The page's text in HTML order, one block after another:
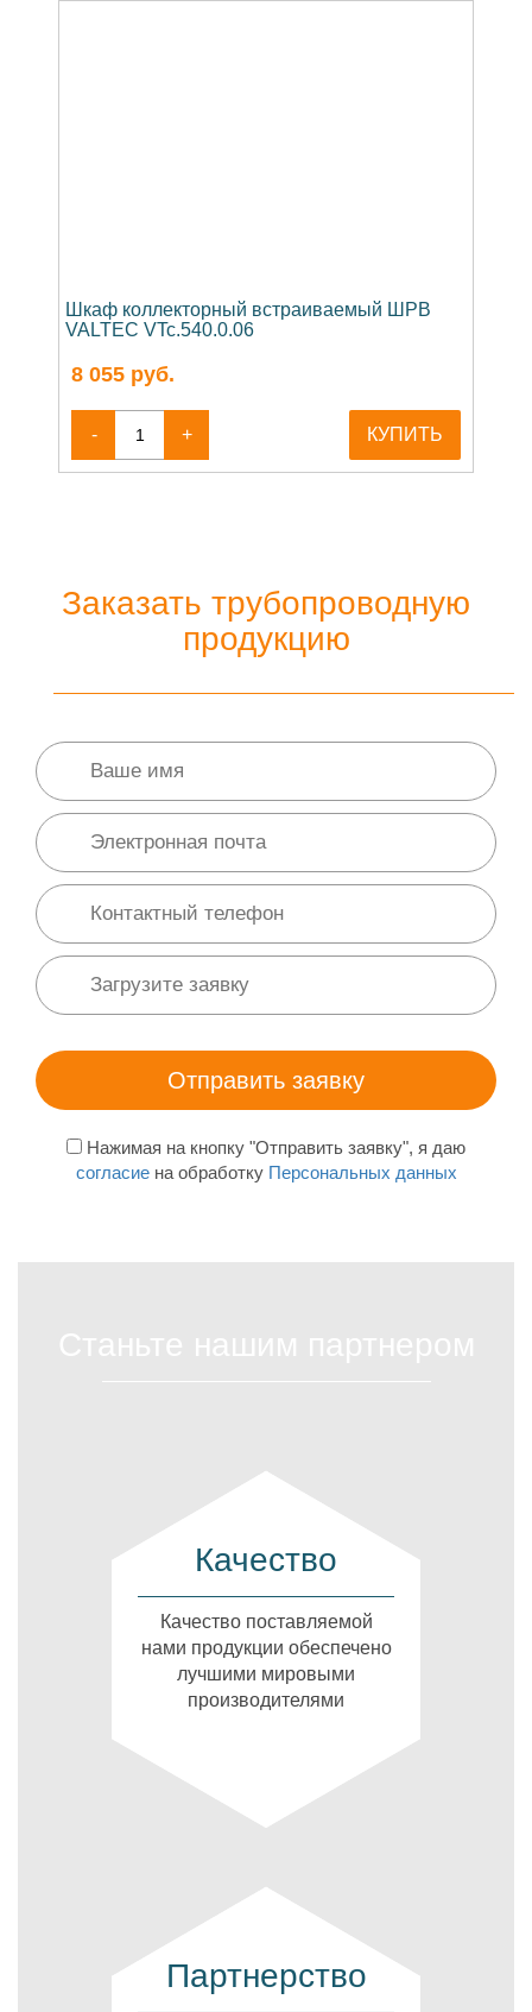
Шкаф коллекторный встраиваемый ШРВ
VALTEC VTc.540.0.06
8 055 руб.
- + КУПИТЬ
Заказать трубопроводную
продукцию
Нажимая на кнопку "Отправить заявку", я даю
согласиена обработку Персональных данных
Качество
Качество поставляемой
нами продукции обеспечено
лучшими мировыми
производителями
Партнерство